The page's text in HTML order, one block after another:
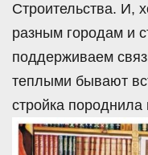
Строительства. И,
разным городам и
поддерживаем
теплыми бывают
стройка породнила